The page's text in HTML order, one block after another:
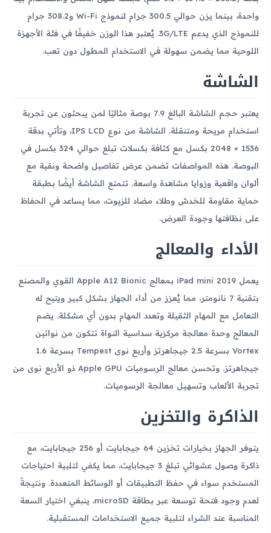
واحدة، بينما يزن حوالي 300.5 جرام لنموذج Wi-Fi و308.2 جرام
للنموذج الذي يدعم 3G/LTE. يُعتبر هذا الوزن خفيفًا في فئة الأجهزة
اللوحية مما يضمن سهولة في الاستخدام المطول دون تعب.
الشاشة
يعتبر حجم الشاشة البالغ 7.9 بوصة مثاليًا لمن يبحثون عن تجربة
استخدام مريحة ومتنقلة. الشاشة من نوع IPS LCD، وتأتي بدقة
1536 × 2048 بكسل مع كثافة بكسلات تبلغ حوالي 324 بكسل في
البوصة. هذه المواصفات تضمن عرض تفاصيل واضحة ونقية مع
ألوان واقعية وزوايا مشاهدة واسعة. تتمتع الشاشة أيضًا بطبقة
حماية مقاومة للخدش وطلاء مضاد للزيوت، مما يساعد في الحفاظ
على نظافتها وجودة العرض.
الأداء والمعالج
يعمل iPad mini 2019 بمعالج Apple A12 Bionic القوي والمصنع
بتقنية 7 نانومتر، مما يُعزز من أداء الجهاز بشكل كبير ويتيح له
التعامل مع المهام الثقيلة وتعدد المهام بدون أي مشكلة. يضم
المعالج وحدة معالجة مركزية سداسية النواة تتكون من نواتين
Vortex بسرعة 2.5 جيجاهرتز وأربع نوى Tempest بسرعة 1.6
جيجاهرتز. وتحسن معالج الرسوميات Apple GPU ذو الأربع نوى من
تجربة الألعاب وتسهيل معالجة الرسوميات.
الذاكرة والتخزين
يتوفر الجهاز بخيارات تخزين 64 جيجابايت أو 256 جيجابايت، مع
ذاكرة وصول عشوائي تبلغ 3 جيجابايت، مما يكفي لتلبية احتياجات
المستخدم سواء في حفظ التطبيقات أو الوسائط المتعددة. ونتيجةً
لعدم وجود فتحة توسعة عبر بطاقة microSD، ينبغي اختيار السعة
المناسبة عند الشراء لتلبية جميع الاستخدامات المستقبلية.